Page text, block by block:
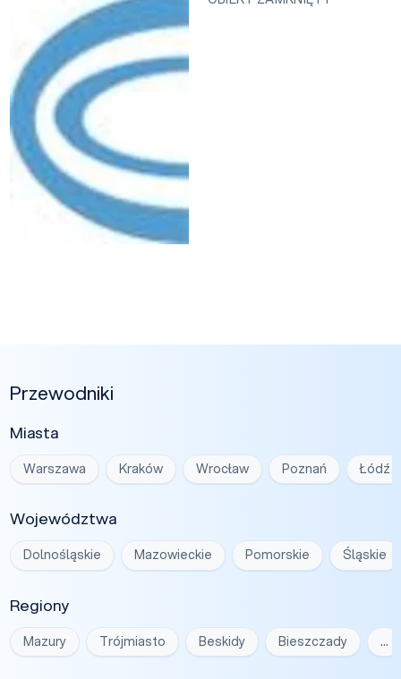
Przewodniki
Miasta
Warszawa Kraków Wrocław Poznań Łódź
Województwa
Dolnośląskie Mazowieckie Pomorskie Śląskie
Regiony
Mazury Trójmiasto Beskidy Bieszczady …